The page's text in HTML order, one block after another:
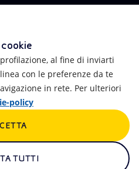
Calendario
Intelligenza artificiale
Truffe e Phishing
al fine di inviarti
con le preferenze da te
in rete. Per ulteriori
policy
TUTTI